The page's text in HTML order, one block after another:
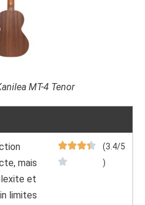
MT-4 Tenor
mais
et
limites
(3.4/5
)